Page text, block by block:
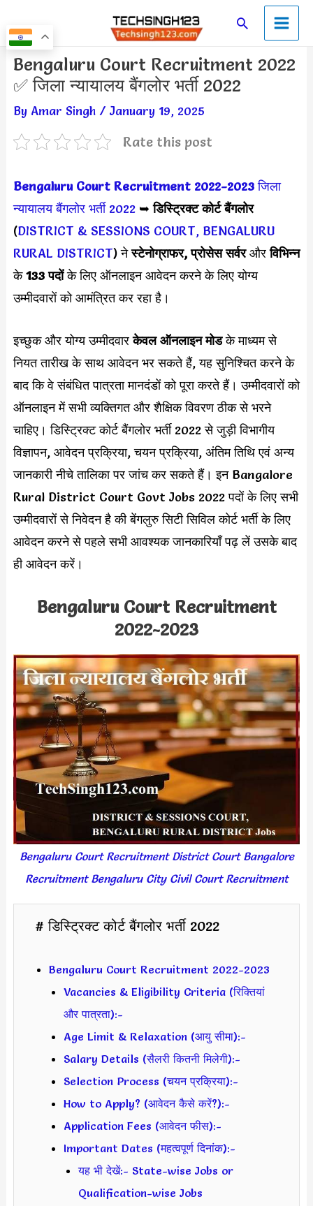
to
content
SearchMain
Menu
Bengaluru Court Recruitment 2022
✅ जिला न्यायालय बैंगलोर भर्ती 2022
By Amar Singh / January 19, 2025
Rate this post
Bengaluru Court Recruitment 2022-2023 जिला
न्यायालय बैंगलोर भर्ती 2022 ➥डिस्ट्रिक्ट कोर्ट बैंगलोर
(DISTRICT & SESSIONS COURT, BENGALURU
RURAL DISTRICT) नेस्टेनोग्राफर, प्रोसेस सर्वरऔरविभिन्न
के133 पदोंके लिए ऑनलाइन आवेदन करने के लिए योग्य
उम्मीदवारों को आमंत्रित कर रहा है।
इच्छुक और योग्य उम्मीदवारकेवल ऑनलाइन मोडके माध्यम से
नियत तारीख के साथ आवेदन भर सकते हैं, यह सुनिश्चित करने के
बाद कि वे संबंधित पात्रता मानदंडों को पूरा करते हैं। उम्मीदवारों को
ऑनलाइन में सभी व्यक्तिगत और शैक्षिक विवरण ठीक से भरने
चाहिए। डिस्ट्रिक्ट कोर्ट बैंगलोर भर्ती 2022 से जुड़ी विभागीय
विज्ञापन, आवेदन प्रक्रिया, चयन प्रक्रिया, अंतिम तिथि एवं अन्य
जानकारी नीचे तालिका पर जांच कर सकते हैं। इन Bangalore
Rural District Court Govt Jobs 2022 पदों के लिए सभी
उम्मीदवारों से निवेदन है की बेंगलुरु सिटी सिविल कोर्ट भर्ती के लिए
आवेदन करने से पहले सभी आवश्यक जानकारियाँ पढ़ लें उसके बाद
ही आवेदन करें।
Bengaluru Court Recruitment
2022-2023
Bengaluru Court Recruitment District Court Bangalore
Recruitment Bengaluru City Civil Court Recruitment
# डिस्ट्रिक्ट कोर्ट बैंगलोर भर्ती 2022
Bengaluru Court Recruitment 2022-2023
Vacancies & Eligibility Criteria (रिक्तियां
और पात्रता):-
Age Limit & Relaxation (आयु सीमा):-
Salary Details (सैलरी कितनी मिलेगी):-
Selection Process (चयन प्रक्रिया):-
How to Apply? (आवेदन कैसे करें?):-
Application Fees (आवेदन फीस):-
Important Dates (महत्वपूर्ण दिनांक):-
यह भी देखें:- State-wise Jobs or
Qualification-wise Jobs
Post
navigation